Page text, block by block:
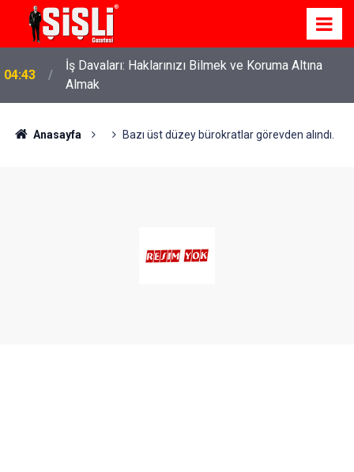
04:43
İş Davaları: Haklarınızı Bilmek ve Koruma Altına
Almak
Anasayfa Bazı üst düzey bürokratlar görevden alındı.